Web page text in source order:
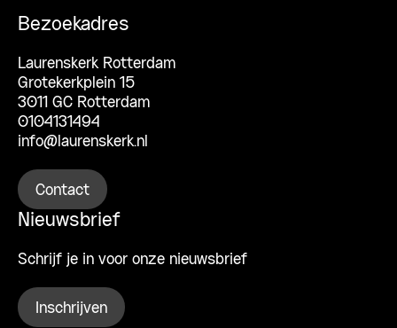
Bezoekadres
Laurenskerk Rotterdam
Grotekerkplein 15
3011 GC Rotterdam
0104131494
info@laurenskerk.nl
Contact
Nieuwsbrief
Schrijf je in voor onze nieuwsbrief
Inschrijven